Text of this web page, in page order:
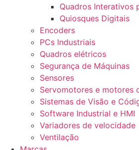
Quadros Interativos
Quiosques Digitais
Encoders
PCs Industriais
Quadros elétricos
Segurança de Máquinas
Sensores
Servomotores e motores
Sistemas de Visão e
Software Industrial e HMI
Variadores de velocidade
Ventilação